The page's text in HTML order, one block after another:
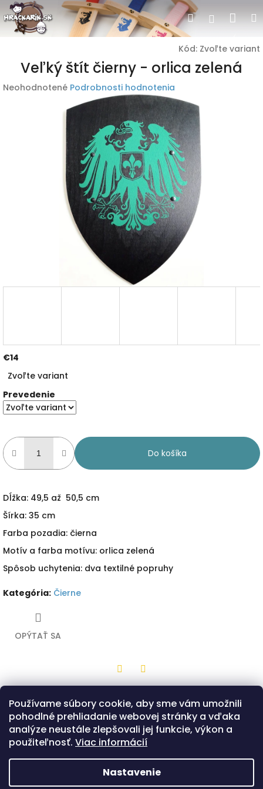
Používame súbory cookie, aby sme vám umožnili
pohodlné prehliadanie webovej stránky a vďaka
analýze neustále zlepšovali jej funkcie, výkon a
použiteľnosť. Viac informácií
Nastavenie
Prejsť
na
obsah
Hľadať
Kód: Zvoľte variant
Veľký štít čierny - orlica zelená
Priemerné
Neohodnotené Podrobnosti hodnotenia
€14
cena:
Zvoľte variant
Prevedenie
Do košíka
Dĺžka: 49,5 až 50,5 cm
Šírka: 35 cm
Farba pozadia: čierna
Motív a farba motívu: orlica zelená
Spôsob uchytenia: dva textilné popruhy
Kategória: Čierne
OPÝTAŤ SA
TwitterFacebook
Popis Diskusia
Drevená hračka z bukovej preglejky v tvare veľkého štítu s
čiernou potlačou a motívom zelenej orlice. Na zadnej
strane sú dva popruhy, ktorými sa štít drží. Možnosť výberu
z dvoch prevedení tvaru štítu - Klasik alebo Bojovník.